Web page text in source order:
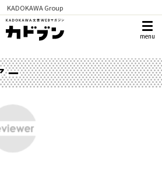
KADOKAWA Group
menu
ー